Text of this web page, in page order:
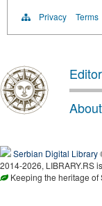
Privacy Terms
About
Serbian Digital Library
2014-2026, LIBRARY.RS
Keeping the heritage of